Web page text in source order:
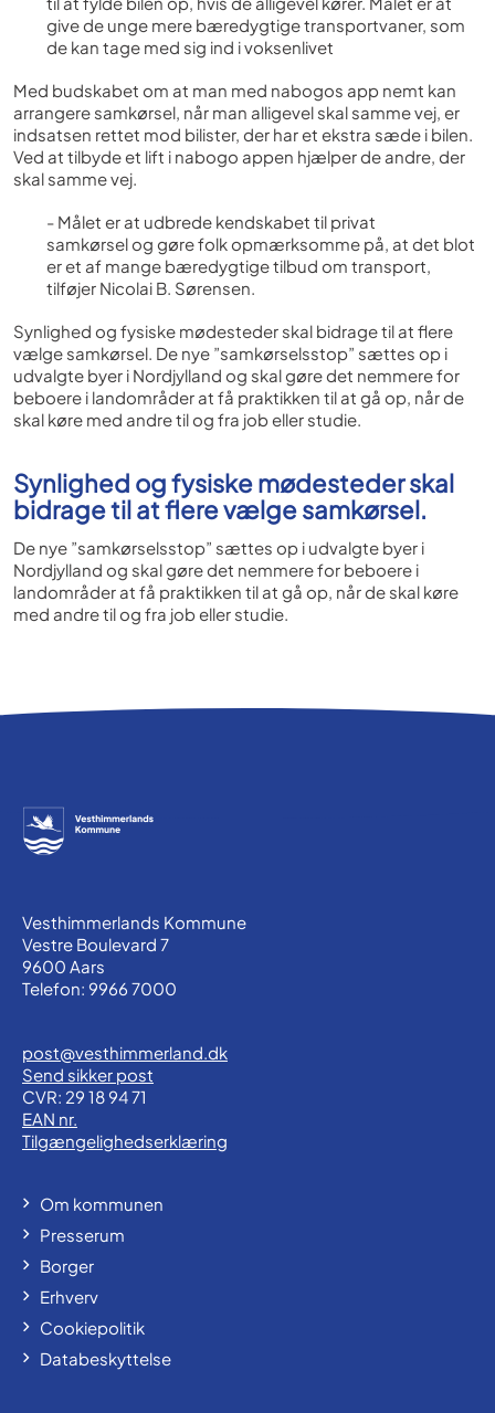
give de unge mere bæredygtige transportvaner, som
de kan tage med sig ind i voksenlivet
Med budskabet om at man med nabogos app nemt kan
arrangere samkørsel, når man alligevel skal samme vej, er
indsatsen rettet mod bilister, der har et ekstra sæde i bilen.
Ved at tilbyde et lift i nabogo appen hjælper de andre, der
skal samme vej.
- Målet er at udbrede kendskabet til privat
samkørsel og gøre folk opmærksomme på, at det blot
er et af mange bæredygtige tilbud om transport,
tilføjer Nicolai B. Sørensen.
Synlighed og fysiske mødesteder skal bidrage til at flere
vælge samkørsel. De nye ”samkørselsstop” sættes op i
udvalgte byer i Nordjylland og skal gøre det nemmere for
beboere i landområder at få praktikken til at gå op, når de
skal køre med andre til og fra job eller studie.
Synlighed og fysiske mødesteder skal
bidrage til at flere vælge samkørsel.
De nye ”samkørselsstop” sættes op i udvalgte byer i
Nordjylland og skal gøre det nemmere for beboere i
landområder at få praktikken til at gå op, når de skal køre
med andre til og fra job eller studie.
Vesthimmerlands Kommune
Vestre Boulevard 7
9600 Aars
Telefon: 9966 7000
post@vesthimmerland.dk
Send sikker post
CVR: 29 18 94 71
EAN nr.
Tilgængelighedserklæring
Om kommunen
Presserum
Borger
Erhverv
Cookiepolitik
Databeskyttelse